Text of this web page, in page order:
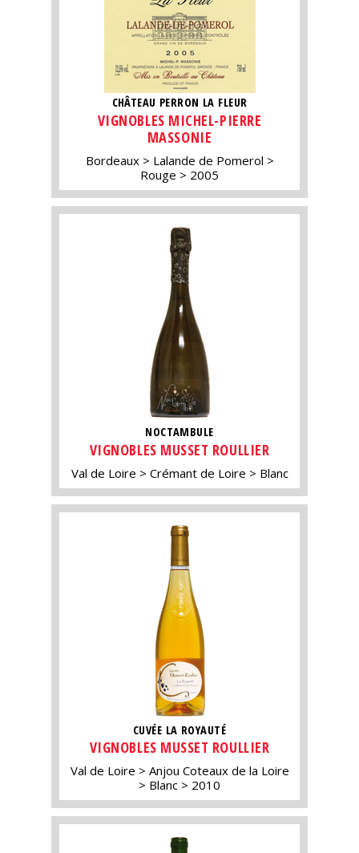
CHÂTEAU PERRON LA FLEUR
VIGNOBLES MICHEL-PIERRE
MASSONIE
Bordeaux
Lalande de Pomerol
Rouge
2005
NOCTAMBULE
VIGNOBLES MUSSET ROULLIER
Val de Loire Crémant de Loire Blanc
CUVÉE LA ROYAUTÉ
VIGNOBLES MUSSET ROULLIER
Val de Loire
Anjou Coteaux de la Loire
Blanc
2010